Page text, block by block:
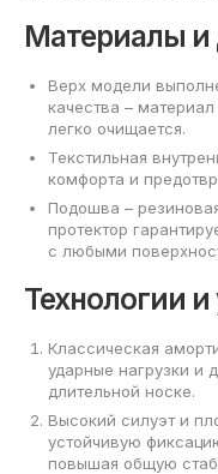
Материалы и
Верх модели
качества –
легко очищается.
Текстильная
комфорта и
Подошва –
протектор
с любыми
Технологии
Классическая
ударные нагрузки и
длительной носке.
Высокий силуэт и
устойчивую
повышая общую